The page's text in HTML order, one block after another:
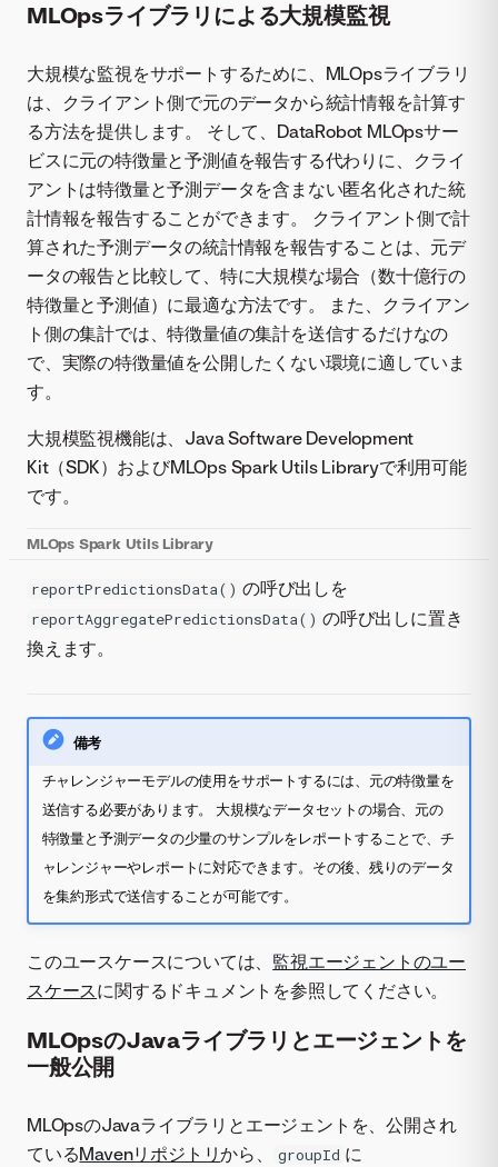
MLOpsライブラリによる大規模監視
大規模な監視をサポートするために、MLOpsライブラリ
は、クライアント側で元のデータから統計情報を計算す
る方法を提供します。 そして、DataRobot MLOpsサー
ビスに元の特徴量と予測値を報告する代わりに、クライ
アントは特徴量と予測データを含まない匿名化された統
計情報を報告することができます。 クライアント側で計
算された予測データの統計情報を報告することは、元デ
ータの報告と比較して、特に大規模な場合（数十億行の
特徴量と予測値）に最適な方法です。 また、クライアン
ト側の集計では、特徴量値の集計を送信するだけなの
で、実際の特徴量値を公開したくない環境に適していま
す。
大規模監視機能は、Java Software Development
Kit（SDK）およびMLOps Spark Utils Libraryで利用可能
です。
MLOps Spark Utils Library
reportPredictionsData() の呼び出しを
reportAggregatePredictionsData() の呼び出しに置き
換えます。
備考
チャレンジャーモデルの使用をサポートするには、元の特徴量を
送信する必要があります。 大規模なデータセットの場合、元の
特徴量と予測データの少量のサンプルをレポートすることで、チ
ャレンジャーやレポートに対応できます。その後、残りのデータ
を集約形式で送信することが可能です。
このユースケースについては、 監視エージェントのユー
スケースに関するドキュメントを参照してください。
MLOpsのJavaライブラリとエージェントを
一般公開
MLOpsのJavaライブラリとエージェントを、公開され
ているMavenリポジトリから、 groupId に